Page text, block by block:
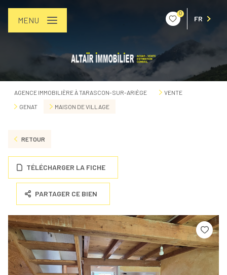
0
FR
MENU
AGENCE IMMOBILIÈRE À TARASCON-SUR-ARIÈGE
VENTE
GENAT
MAISON DE VILLAGE
RETOUR
TÉLÉCHARGER LA FICHE
PARTAGER CE BIEN